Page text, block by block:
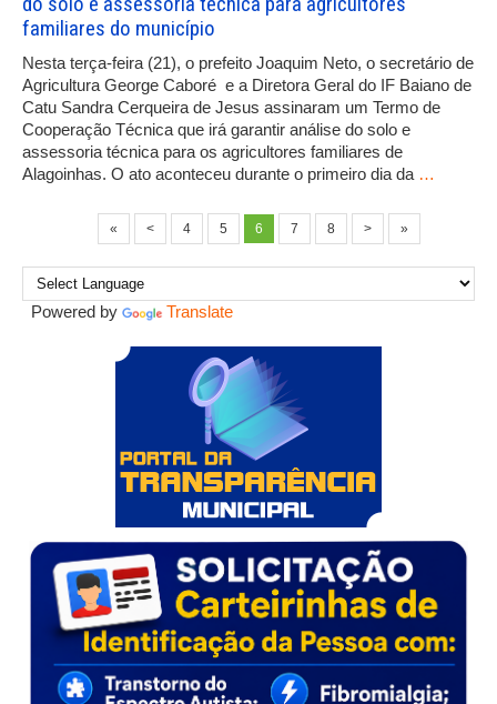
familiares do município
Nesta terça-feira (21), o prefeito Joaquim Neto, o secretário de
Agricultura George Caboré e a Diretora Geral do IF Baiano de
Catu Sandra Cerqueira de Jesus assinaram um Termo de
Cooperação Técnica que irá garantir análise do solo e
assessoria técnica para os agricultores familiares de
Alagoinhas. O ato aconteceu durante o primeiro dia da …
« < 4 5 6 7 8 > »
Powered by Translate